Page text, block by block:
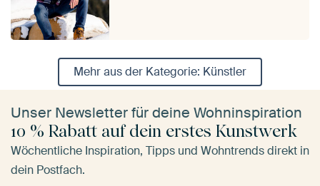
Mehr aus der Kategorie: Künstler
Unser Newsletter für deine Wohninspiration
10 % Rabatt auf dein erstes Kunstwerk
Wöchentliche Inspiration, Tipps und Wohntrends direkt in
dein Postfach.